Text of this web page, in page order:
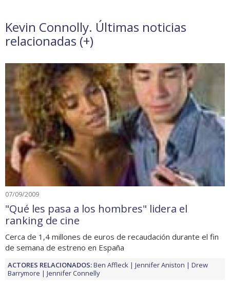
Kevin Connolly. Últimas noticias
relacionadas (+)
07/09/2009
"Qué les pasa a los hombres" lidera el
ranking de cine
Cerca de 1,4 millones de euros de recaudación durante el fin
de semana de estreno en España
ACTORES RELACIONADOS:Ben Affleck Jennifer Aniston
Drew
Barrymore
Jennifer Connelly